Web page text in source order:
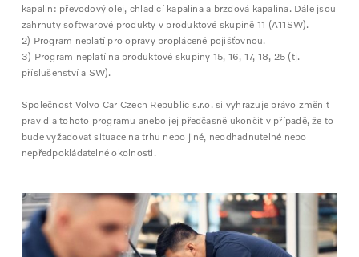
kapalin: převodový olej, chladicí kapalina a brzdová kapalina. Dále jsou
zahrnuty softwarové produkty v produktové skupině 11 (A11SW).
2) Program neplatí pro opravy proplácené pojišťovnou.
3) Program neplatí na produktové skupiny 15, 16, 17, 18, 25 (tj.
příslušenství a SW).
Společnost Volvo Car Czech Republic s.r.o. si vyhrazuje právo změnit
pravidla tohoto programu anebo jej předčasně ukončit v případě, že to
bude vyžadovat situace na trhu nebo jiné, neodhadnutelné nebo
nepředpokládatelné okolnosti.